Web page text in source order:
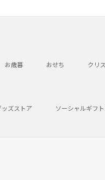
お歳暮 おせち クリ
ッズストア ソーシャルギフ